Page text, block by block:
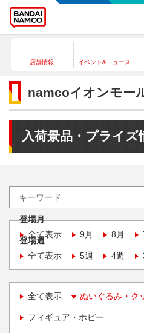
店舗情報 イベント&ニュース
namcoイオンモー
入荷景品・プライズ
登場月
全て表示
9月 8月
登場週
全て表示
5週 4週
全て表示 ぬいぐるみ・ク
フィギュア・ホビー